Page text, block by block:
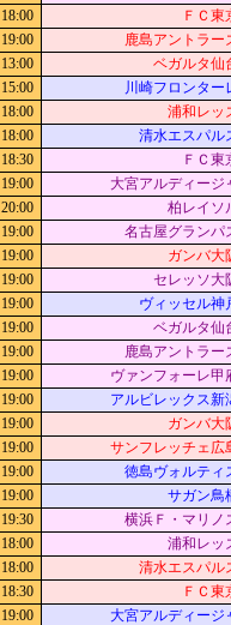
18:00
ＦＣ東
19:00
鹿島アントラー
13:00
ベガルタ仙
15:00 川崎フロンター
18:00
浦和レッ
18:00
清水エスパル
18:30
ＦＣ東
19:00
大宮アルディージ
20:00
柏レイソ
19:00
名古屋グランパ
19:00
ガンバ大
19:00
セレッソ大
19:00 ヴィッセル神
19:00
ベガルタ仙
19:00
鹿島アントラー
19:00
ヴァンフォーレ甲
19:00
アルビレックス新
19:00
ガンバ大
19:00
サンフレッチェ広
19:00
徳島ヴォルティ
19:00
サガン鳥
19:30 横浜Ｆ・マリノ
18:00
浦和レッ
18:00
清水エスパル
18:30
ＦＣ東
19:00
大宮アルディージ